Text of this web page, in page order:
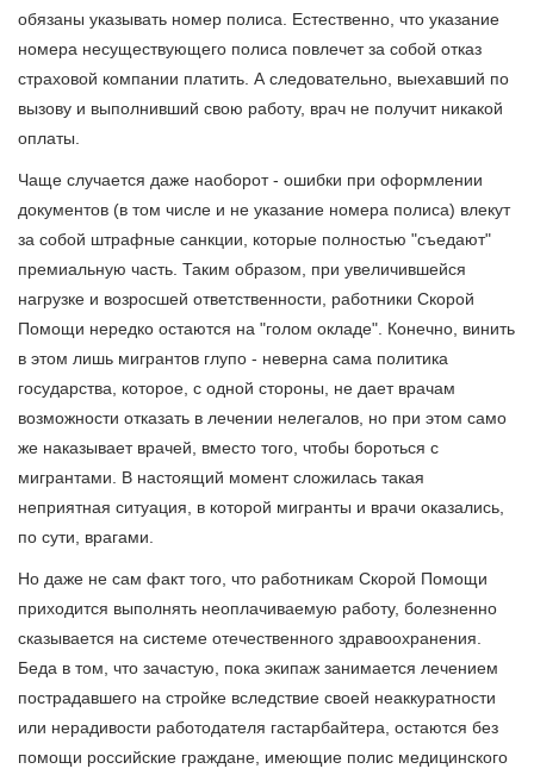
обязаны указывать номер полиса. Естественно, что указание
номера несуществующего полиса повлечет за собой отказ
страховой компании платить. А следовательно, выехавший по
вызову и выполнивший свою работу, врач не получит никакой
оплаты.
Чаще случается даже наоборот - ошибки при оформлении
документов (в том числе и не указание номера полиса) влекут
за собой штрафные санкции, которые полностью "съедают"
премиальную часть. Таким образом, при увеличившейся
нагрузке и возросшей ответственности, работники Скорой
Помощи нередко остаются на "голом окладе". Конечно, винить
в этом лишь мигрантов глупо - неверна сама политика
государства, которое, с одной стороны, не дает врачам
возможности отказать в лечении нелегалов, но при этом само
же наказывает врачей, вместо того, чтобы бороться с
мигрантами. В настоящий момент сложилась такая
неприятная ситуация, в которой мигранты и врачи оказались,
по сути, врагами.
Но даже не сам факт того, что работникам Скорой Помощи
приходится выполнять неоплачиваемую работу, болезненно
сказывается на системе отечественного здравоохранения.
Беда в том, что зачастую, пока экипаж занимается лечением
пострадавшего на стройке вследствие своей неаккуратности
или нерадивости работодателя гастарбайтера, остаются без
помощи российские граждане, имеющие полис медицинского